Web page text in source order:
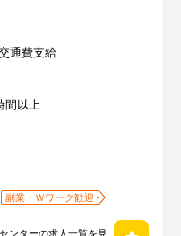
通費支給
間以上
副業・Ｗワーク歓迎
ンターの求人一覧を見